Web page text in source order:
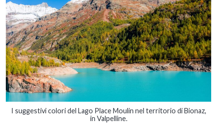
I suggestivi colori del Lago Place Moulin nel territorio di Bionaz,
in Valpelline.